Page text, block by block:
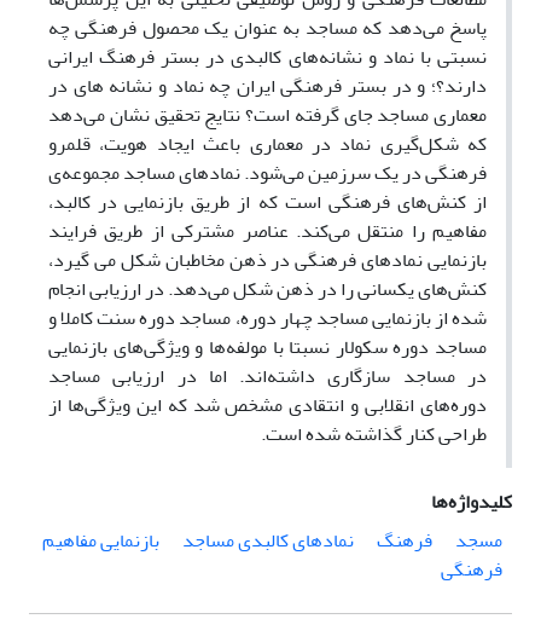
پاسخ می‌دهد که مساجد به عنوان یک محصول فرهنگی چه
نسبتی با نماد و نشانه‌‌های کالبدی در بستر فرهنگ ایرانی
دارند؟؛ و در بستر فرهنگی ایران چه نماد و نشانه های در
معماری مساجد جای گرفته است؟ نتایج تحقیق نشان می‌دهد
که شکل‌گیری نماد در معماری باعث ایجاد هویت، قلمرو
فرهنگی در یک سرزمین می‌شود. نمادهای مساجد مجموعه‌ی
از کنش‌های فرهنگی است که از طریق بازنمایی در کالبد،
مفاهیم را منتقل می‌کند. عناصر مشترکی از طریق فرایند
بازنمایی نمادهای فرهنگی در ذهن مخاطبان شکل می گیرد،
کنش‌های یکسانی را در ذهن شکل می‌دهد. در ارزیابی انجام
شده از باز‌نمایی مساجد چهار دوره، مساجد دوره سنت کاملا و
مساجد دوره سکولار نسبتا با مولفه‌ها و ویژگی‌های بازنمایی
در مساجد سازگاری داشته‌اند. اما در ارزیابی مساجد
دوره‌های انقلابی و انتقادی مشخص شد که این ویژگی‌ها از
طراحی کنار گذاشته شده است.
کلیدواژه‌ها
مسجد
فرهنگ نمادهای کالبدی مساجد
بازنمایی مفاهیم
فرهنگی